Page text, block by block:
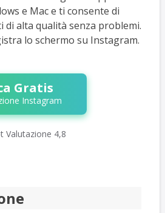
e Mac e ti consente di
di alta qualità senza problemi.
lo schermo su Instagram.
Gratis
Instagram
Valutazione 4,8